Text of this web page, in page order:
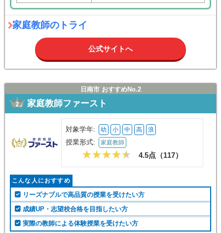
家庭教師のトライ
公式サイトへ
日南市 おすすめNo.2
家庭教師ファースト
対象学年: 幼 小 中 高 浪
授業形式: 家庭教師
4.5点（117）
こんな人におすすめ
リーズナブルで高品質の授業を受けたい方
成績UP・志望校合格を目指したい方
実際の教師による体験授業を受けたい方